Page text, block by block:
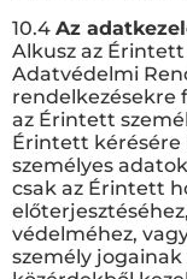
10.4 Az
Alkusz az
Adatvédelmi
rendelkezésekre
az Érintett
Érintett kérésére
személyes
csak az Érintett
védelméhez,
személy